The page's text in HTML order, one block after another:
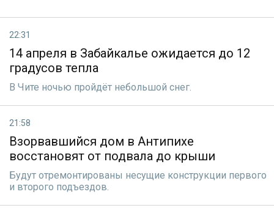
22:31
14 апреля в Забайкалье ожидается до 12
градусов тепла
В Чите ночью пройдёт небольшой снег.
21:58
Взорвавшийся дом в Антипихе
восстановят от подвала до крыши
Будут отремонтированы несущие конструкции первого
и второго подъездов.